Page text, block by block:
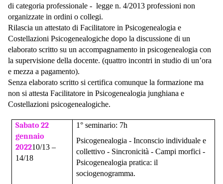
di categoria professionale - legge n. 4/2013 professioni non
organizzate in ordini o collegi.
Rilascia un attestato di Facilitatore in Psicogenealogia e
Costellazioni Psicogenealogiche dopo la discussione di un
elaborato scritto su un accompagnamento in psicogenealogia con
la supervisione della docente. (quattro incontri in studio di un’ora
e mezza a pagamento).
Senza elaborato scritto si certifica comunque la formazione ma
non si attesta Facilitatore in Psicogenealogia junghiana e
Costellazioni psicogenealogiche.
Sabato 22
gennaio
202210/13 –
14/18
1° seminario: 7h
Psicogenealogia - Inconscio individuale e
collettivo - Sincronicità - Campi morfici -
Psicogenealogia pratica: il
sociogenogramma.